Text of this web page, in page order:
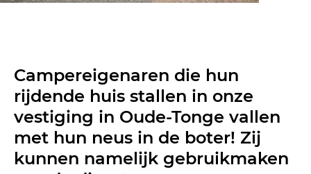
Campereigenaren die hun
rijdende huis stallen in onze
vestiging in Oude-Tonge vallen
met hun neus in de boter! Zij
kunnen namelijk gebruikmaken